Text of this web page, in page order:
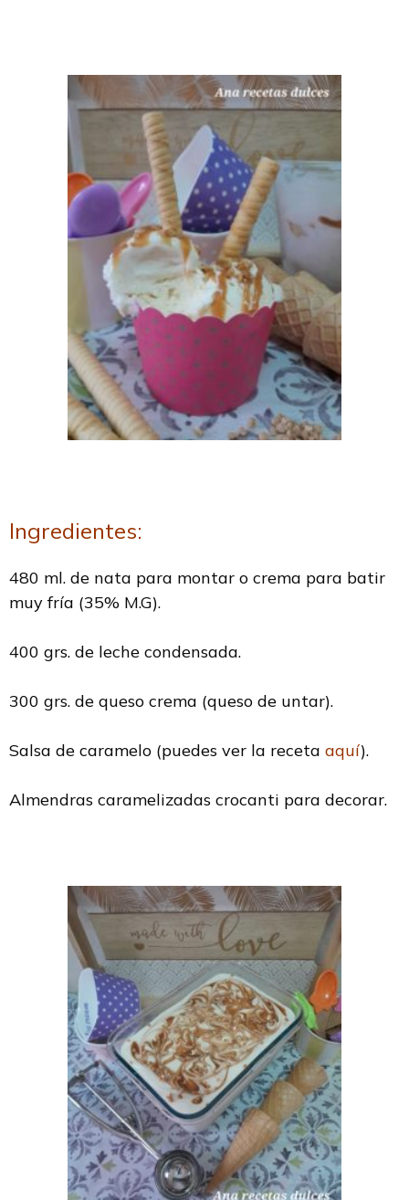
Ingredientes:
480 ml. de nata para montar o crema para batir
muy fría (35% M.G).
400 grs. de leche condensada.
300 grs. de queso crema (queso de untar).
Salsa de caramelo (puedes ver la receta aquí).
Almendras caramelizadas crocanti para decorar.